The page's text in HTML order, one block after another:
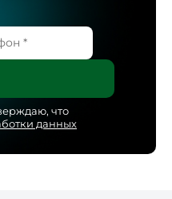
что
данных